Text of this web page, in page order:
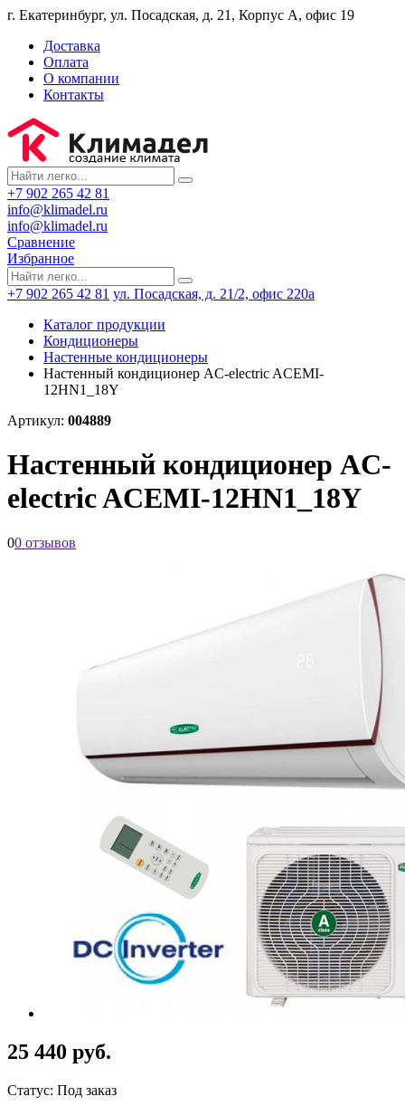
г. Екатеринбург, ул. Посадская, д. 21, Корпус А, офис 19
Доставка
Оплата
О компании
Контакты
+7 902 265 42 81
info@klimadel.ru
info@klimadel.ru
Сравнение
Избранное
+7 902 265 42 81 ул. Посадская, д. 21/2, офис 220а
Каталог продукции
Кондиционеры
Настенные кондиционеры
Настенный кондиционер AC-electric AСЕMI-
12HN1_18Y
Артикул: 004889
Настенный кондиционер AC-
electric AСЕMI-12HN1_18Y
00 отзывов
25 440 руб.
Статус: Под заказ